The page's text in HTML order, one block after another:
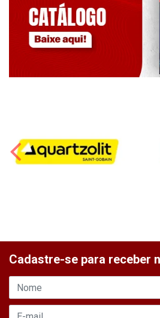
Cadastre-se para receber